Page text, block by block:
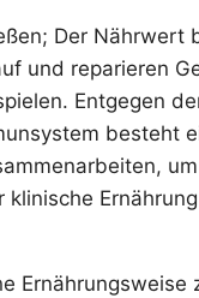
Der Nährwert
und reparieren
Entgegen
besteht
Ernährungsweise